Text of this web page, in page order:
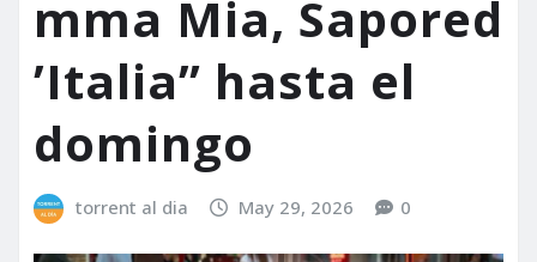
mma Mia, Sapored
’Italia” hasta el
domingo
torrent al dia May 29, 2026 0